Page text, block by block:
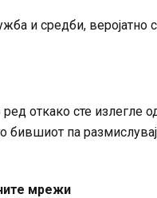
и средби,
откако сте
бившиот па
мрежи